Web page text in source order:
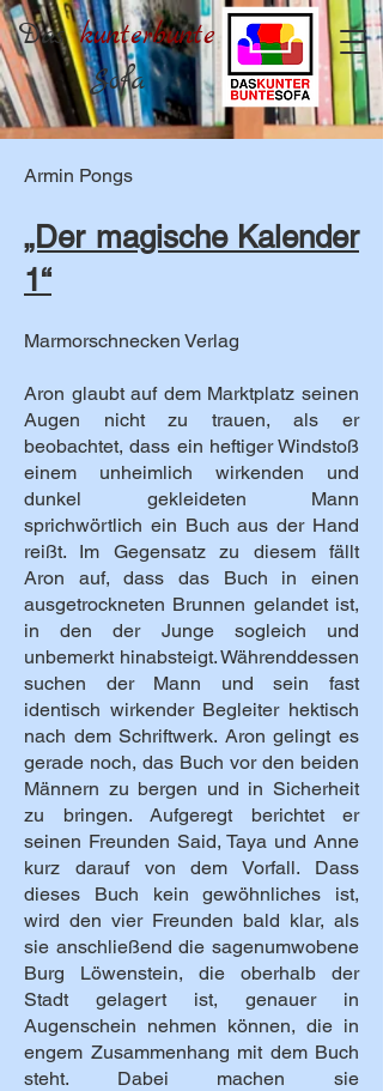
Daskunterbunte
Sofa
Armin Pongs
„Der magische Kalender
1“
Marmorschnecken Verlag
Aron glaubt auf dem Marktplatz seinen
Augen nicht zu trauen, als er
beobachtet, dass ein heftiger Windstoß
einem unheimlich wirkenden und
dunkel gekleideten Mann
sprichwörtlich ein Buch aus der Hand
reißt. Im Gegensatz zu diesem fällt
Aron auf, dass das Buch in einen
ausgetrockneten Brunnen gelandet ist,
in den der Junge sogleich und
unbemerkt hinabsteigt. Währenddessen
suchen der Mann und sein fast
identisch wirkender Begleiter hektisch
nach dem Schriftwerk. Aron gelingt es
gerade noch, das Buch vor den beiden
Männern zu bergen und in Sicherheit
zu bringen. Aufgeregt berichtet er
seinen Freunden Said, Taya und Anne
kurz darauf von dem Vorfall. Dass
dieses Buch kein gewöhnliches ist,
wird den vier Freunden bald klar, als
sie anschließend die sagenumwobene
Burg Löwenstein, die oberhalb der
Stadt gelagert ist, genauer in
Augenschein nehmen können, die in
engem Zusammenhang mit dem Buch
steht. Dabei machen sie